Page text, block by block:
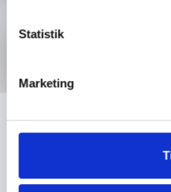
Statistik
Marketing
Læs også
Låsesystemer